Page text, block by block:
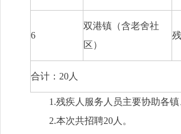
6
双港镇（含老舍社
区）
合计：20人
1.残疾人服务人员主要协助各
2.本次共招聘20人。